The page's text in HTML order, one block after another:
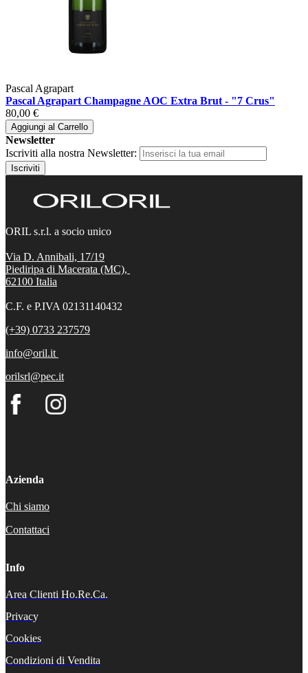
Pascal Agrapart
Pascal Agrapart Champagne AOC Extra Brut - "7 Crus"
80,00 €
Aggiungi al Carrello
Newsletter
Iscriviti alla nostra Newsletter:
Iscriviti
ORIL s.r.l. a socio unico
Via D. Annibali, 17/19
Piediripa di Macerata (MC),
62100 Italia
C.F. e P.IVA 02131140432
(+39) 0733 237579
info@oril.it
orilsrl@pec.it
Azienda
Chi siamo
Contattaci
Info
Area Clienti Ho.Re.Ca.
Privacy
Cookies
Condizioni di Vendita